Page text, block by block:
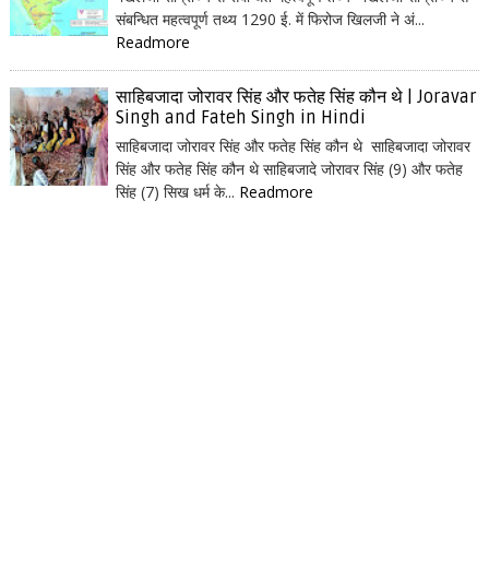
संबन्धित महत्वपूर्ण तथ्य 1290 ई. में फिरोज खिलजी ने अं...
Readmore
साहिबजादा जोरावर सिंह और फतेह सिंह कौन थे | Joravar
Singh and Fateh Singh in Hindi
साहिबजादा जोरावर सिंह और फतेह सिंह कौन थे साहिबजादा जोरावर
सिंह और फतेह सिंह कौन थे साहिबजादे जोरावर सिंह (9) और फतेह
सिंह (7) सिख धर्म के... Readmore